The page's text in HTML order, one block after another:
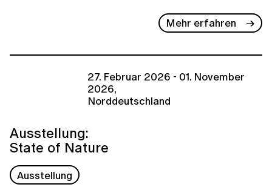
Mehr erfahren
27. Februar 2026 - 01. November
2026,
Norddeutschland
Ausstellung:
State of Nature
Ausstellung